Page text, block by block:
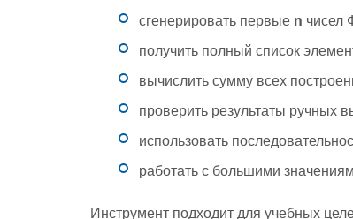
сгенерировать первые n чисел
получить полный список
вычислить сумму всех
проверить результаты ручных
использовать
работать с большими
Инструмент подходит для учебных